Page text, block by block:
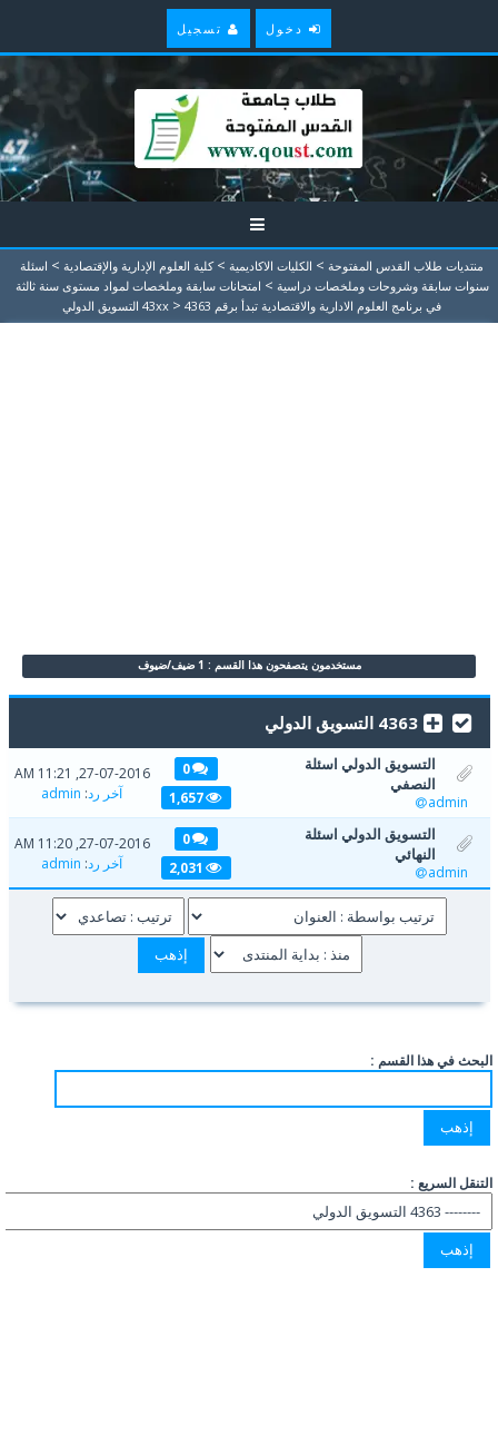
دخول تسجيل
منتديات طلاب القدس المفتوحة > الكليات الاكاديمية > كلية العلوم الإدارية والإقتصادية > اسئلة
سنوات سابقة وشروحات وملخصات دراسية > امتحانات سابقة وملخصات لمواد مستوى سنة ثالثة
في برنامج العلوم الادارية والاقتصادية تبدأ برقم 43xx
> 4363 التسويق الدولي
مستخدمون يتصفحون هذا القسم : 1 ضيف/ضيوف
4363 التسويق الدولي
التسويق الدولي اسئلة
النصفي
admin
0
1,657
27-07-2016, 11:21 AM
آخر رد:
admin
التسويق الدولي اسئلة
النهائي
admin
0
2,031
27-07-2016, 11:20 AM
آخر رد:
admin
البحث في هذا القسم :
التنقل السريع :